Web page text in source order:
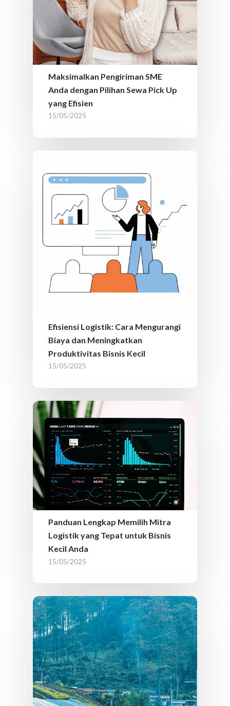
Maksimalkan Pengiriman SME
Anda dengan Pilihan Sewa Pick Up
yang Efisien
15/05/2025
Efisiensi Logistik: Cara Mengurangi
Biaya dan Meningkatkan
Produktivitas Bisnis Kecil
15/05/2025
Panduan Lengkap Memilih Mitra
Logistik yang Tepat untuk Bisnis
Kecil Anda
15/05/2025
Layanan Kami
Sewa Truk
Sewa Pick Up / Pikap /
Mitra-Driver
Mitra-Pindahan
Business-to-